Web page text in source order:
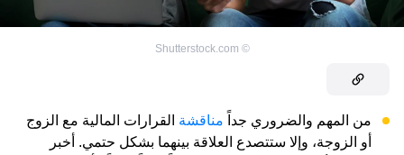
©
Shutterstock.com
من المهم والضروري جداً مناقشة القرارات المالية مع الزوج
أو الزوجة، وإلا ستتصدع العلاقة بينهما بشكل حتمي. أخبر